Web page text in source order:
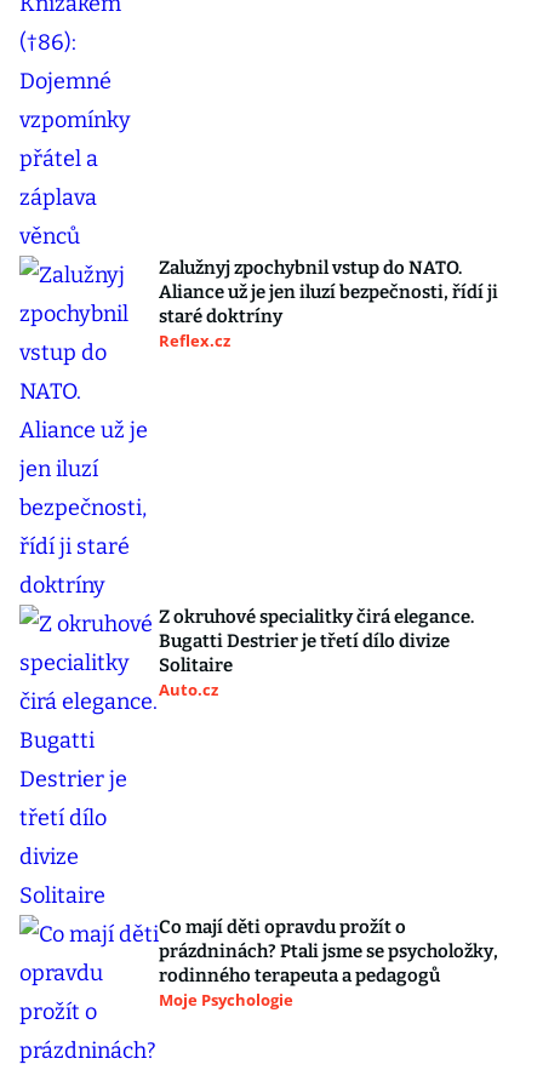
Zalužnyj zpochybnil vstup do NATO.
Aliance už je jen iluzí bezpečnosti, řídí ji
staré doktríny
Reflex.cz
Z okruhové specialitky čirá elegance.
Bugatti Destrier je třetí dílo divize
Solitaire
Auto.cz
Co mají děti opravdu prožít o
prázdninách? Ptali jsme se psycholožky,
rodinného terapeuta a pedagogů
Moje Psychologie